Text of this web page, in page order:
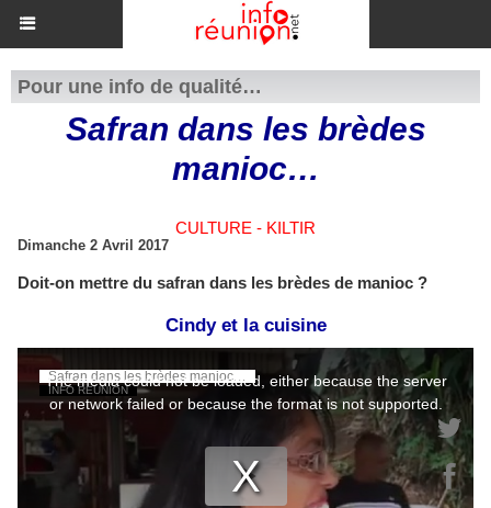
Pour une info de qualité…
Safran dans les brèdes
manioc…
CULTURE - KILTIR
Dimanche 2 Avril 2017
Doit-on mettre du safran dans les brèdes de manioc ?
Cindy et la cuisine